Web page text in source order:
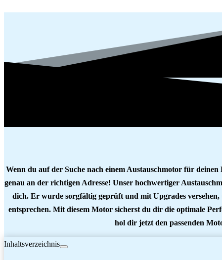
Wenn du auf der Suche nach einem Austauschmotor für
genau an der richtigen Adresse! Unser hochwertiger
dich. Er wurde sorgfältig geprüft und mit Upgrades
entsprechen. Mit diesem Motor sicherst du dir die optimale
hol dir jetzt den passenden
Inhaltsverzeichnis